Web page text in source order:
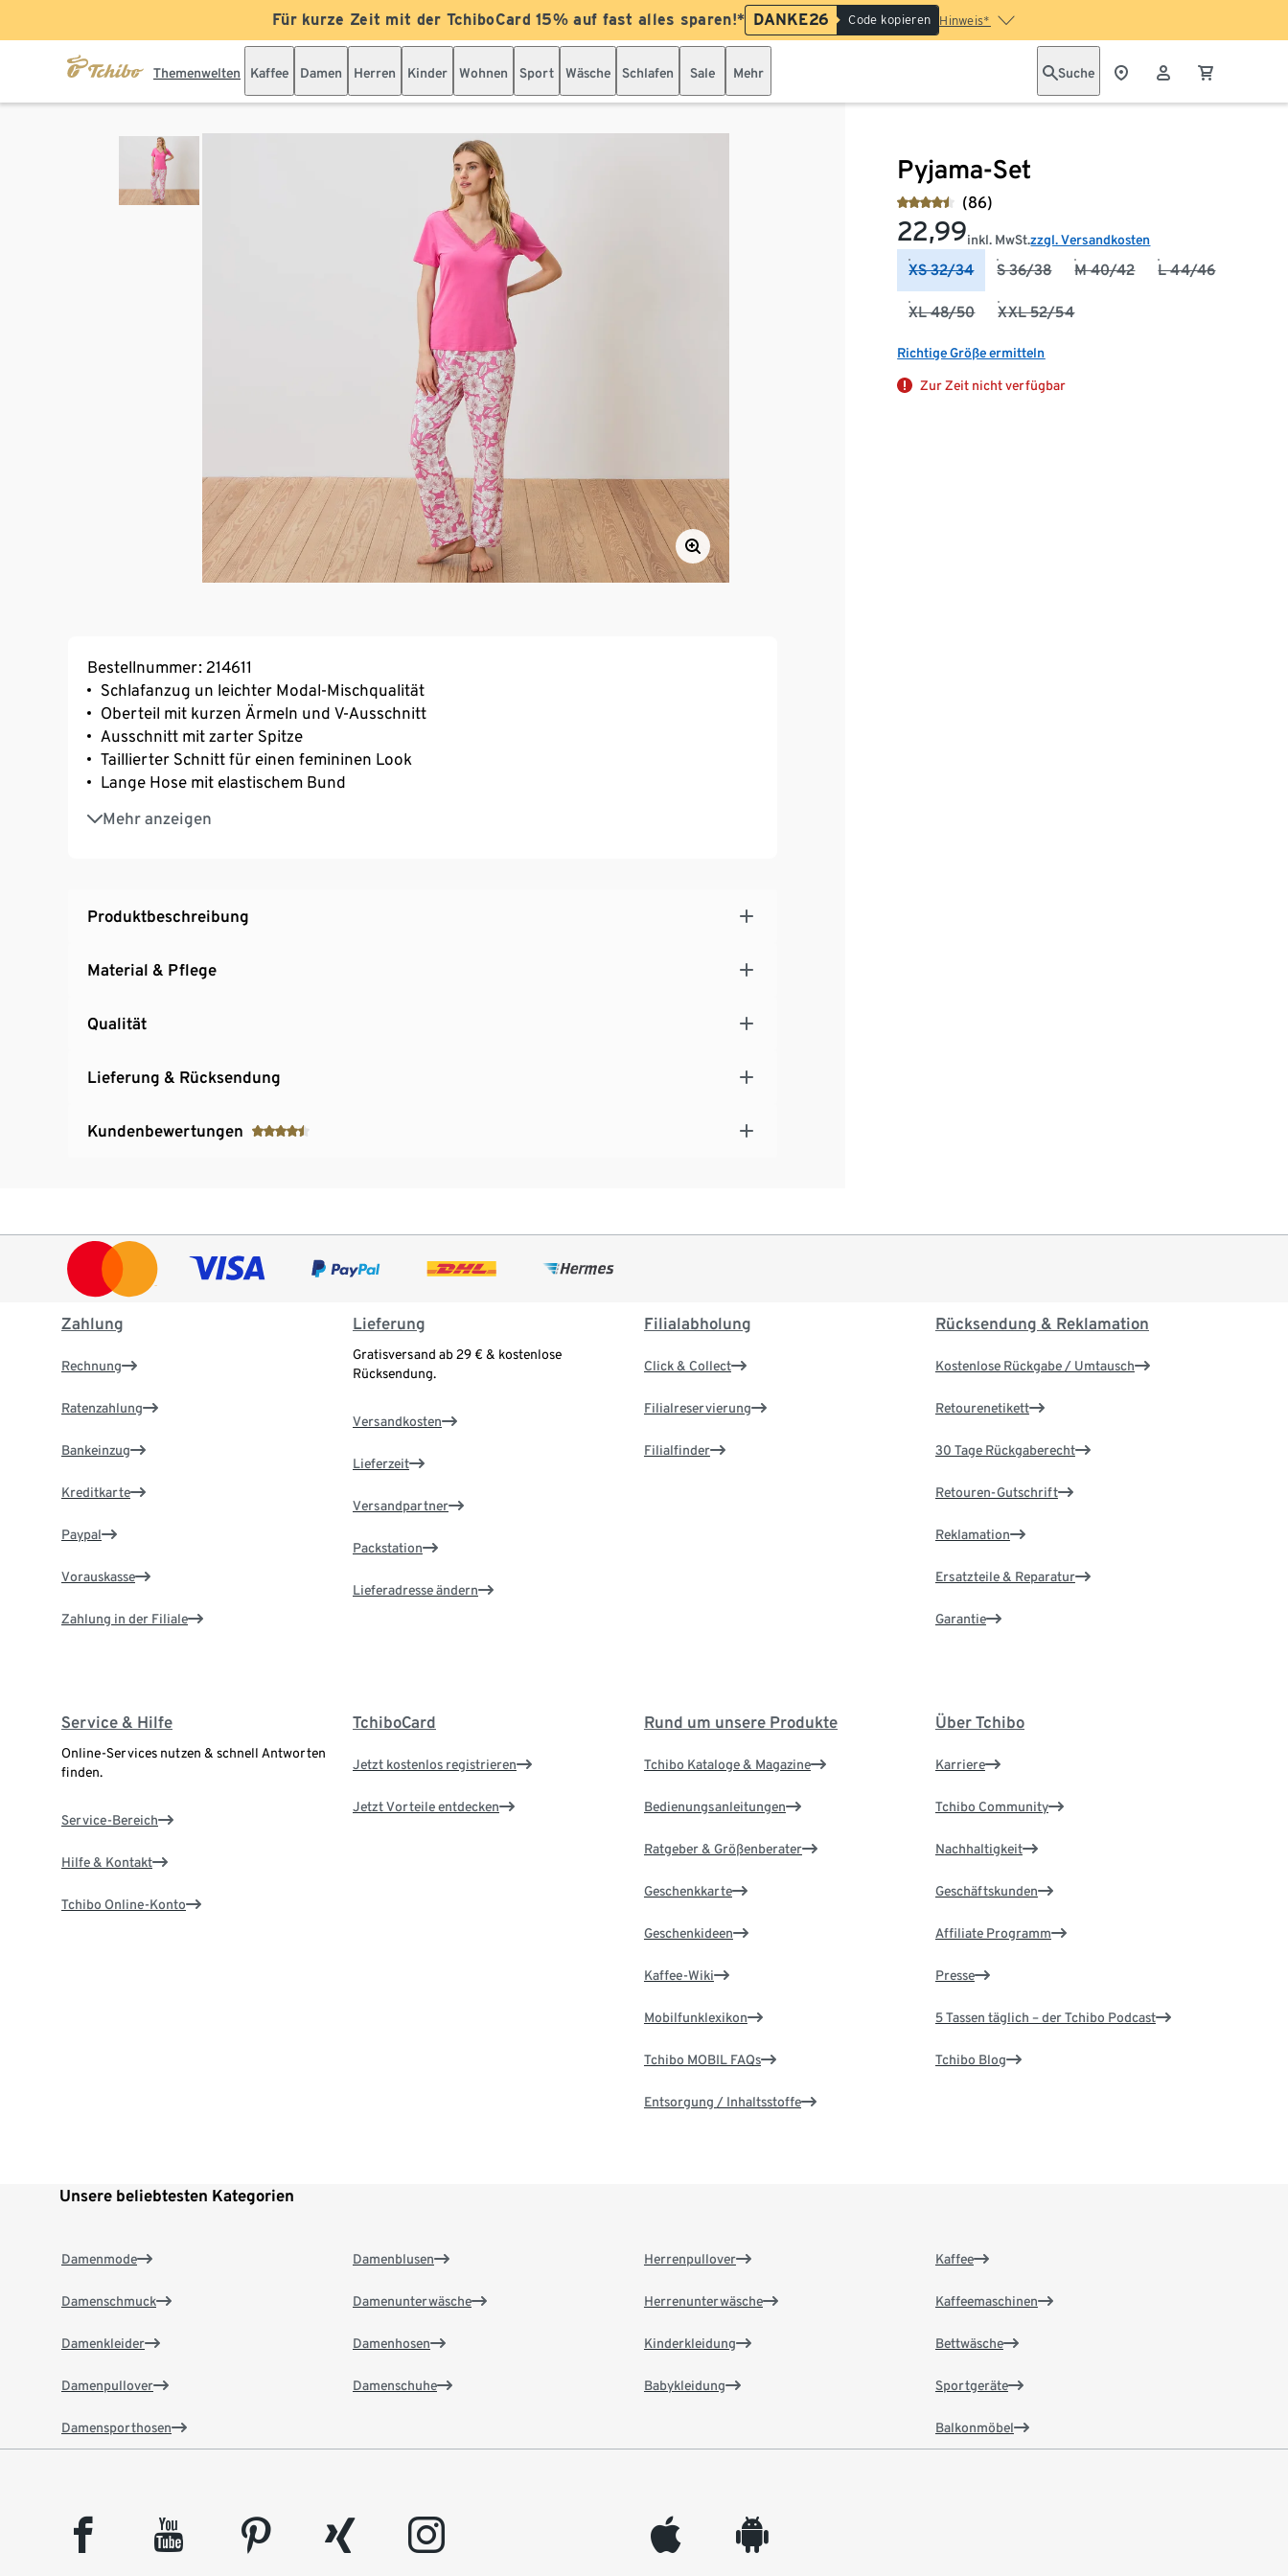
Für kurze Zeit mit der TchiboCard 15% auf fast alles sparen!* DANKE26 Code kopieren Hinweis*
Themenwelten Kaffee Damen Herren Kinder Wohnen Sport Wäsche Schlafen Sale Mehr Suche
Pyjama-Set
(86)
22,99inkl. MwSt.zzgl. Versandkosten
XS 32/34 S 36/38 M 40/42 L 44/46
XL 48/50 XXL 52/54
Richtige Größe ermitteln
Zur Zeit nicht verfügbar
Bestellnummer: 214611
Schlafanzug un leichter Modal-Mischqualität
Oberteil mit kurzen Ärmeln und V-Ausschnitt
Ausschnitt mit zarter Spitze
Taillierter Schnitt für einen femininen Look
Lange Hose mit elastischem Bund
Mehr anzeigen
Mit hochwertigem Markenelasthan für Langlebigkeit und hohe Waschbeständigkeit
Natürlicher, hautfreundlicher und temperaturregulierender Baumwoll-Modal-Mix
Produktbeschreibung
Material & Pflege
Qualität
Lieferung & Rücksendung
Kundenbewertungen
Zahlung
Rechnung
Ratenzahlung
Bankeinzug
Kreditkarte
Paypal
Vorauskasse
Zahlung in der Filiale
Lieferung
Gratisversand ab 29 € & kostenlose
Rücksendung.
Versandkosten
Lieferzeit
Versandpartner
Packstation
Lieferadresse ändern
Filialabholung
Click & Collect
Filialreservierung
Filialfinder
Rücksendung & Reklamation
Kostenlose Rückgabe / Umtausch
Retourenetikett
30 Tage Rückgaberecht
Retouren-Gutschrift
Reklamation
Ersatzteile & Reparatur
Garantie
Service & Hilfe
Online-Services nutzen & schnell Antworten
finden.
Service-Bereich
Hilfe & Kontakt
Tchibo Online-Konto
TchiboCard
Jetzt kostenlos registrieren
Jetzt Vorteile entdecken
Rund um unsere Produkte
Tchibo Kataloge & Magazine
Bedienungsanleitungen
Ratgeber & Größenberater
Geschenkkarte
Geschenkideen
Kaffee-Wiki
Mobilfunklexikon
Tchibo MOBIL FAQs
Entsorgung / Inhaltsstoffe
Über Tchibo
Karriere
Tchibo Community
Nachhaltigkeit
Geschäftskunden
Affiliate Programm
Presse
5 Tassen täglich – der Tchibo Podcast
Tchibo Blog
Unsere beliebtesten Kategorien
Damenmode
Damenschmuck
Damenkleider
Damenpullover
Damensporthosen
Damenblusen
Damenunterwäsche
Damenhosen
Damenschuhe
Herrenpullover
Herrenunterwäsche
Kinderkleidung
Babykleidung
Kaffee
Kaffeemaschinen
Bettwäsche
Sportgeräte
Balkonmöbel
facebook youtube pinterest xing instagram appleinc android